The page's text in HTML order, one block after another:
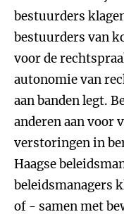
bestuurders
bestuurders van
voor de
autonomie van
aan banden legt.
anderen aan voor
verstoringen in
Haagse
beleidsmanagers
of - samen met